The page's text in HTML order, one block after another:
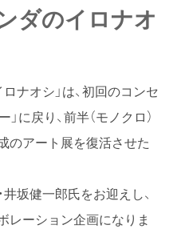
ダのイロナオ
ナオシ」は、初回のコンセ
に戻り、前半（モノクロ）
のアート展を復活させた
坂健一郎氏をお迎えし、
レーション企画になりま